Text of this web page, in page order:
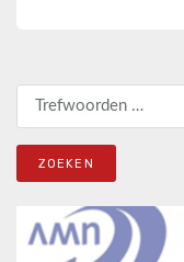
Zoeken naar: